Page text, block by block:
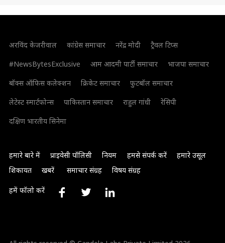
अरविंद केजरीवाल कांग्रेस समाचार नरेंद्र मोदी
ट्रैवल टिप्स
#NewsBytesExclusive
आम आदमी पार्टी समाचार
भाजपा समाचार
बॉक्स ऑफिस कलेक्शन
क्रिकेट समाचार
फुटबॉल समाचार
लेटेस्ट स्मार्टफोन्स
पाकिस्तान समाचार राहुल गांधी
रेसिपी
दक्षिण भारतीय सिनेमा
हमारे बारे में प्राइवेसी पॉलिसी नियम हमसे संपर्क करें
हमारे उसूल
शिकायत
खबरें समाचार संग्रह विषय संग्रह
हमें फॉलो करें